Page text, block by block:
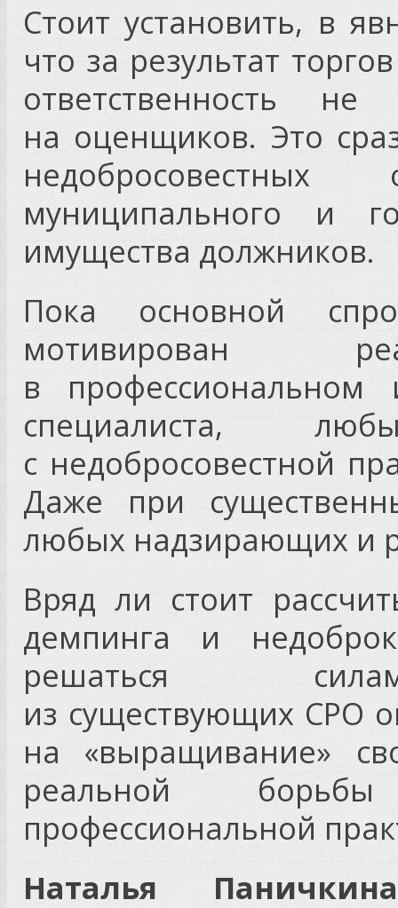
Стоит установить, в
что за результат
ответственность
на оценщиков. Это
муниципального и
имущества должников.
Пока основной
мотивирован
в профессиональном
специалиста,
с недобросовестной
Даже при
любых надзирающих и
Вряд ли стоит
демпинга и
решаться
из существующих СРО
на «выращивание»
реальной
профессиональной
Наталья